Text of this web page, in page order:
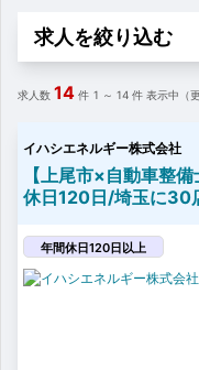
求人を絞り込む
求人数 14 件 1 ～ 14 件 表示中（更
イハシエネルギー株式会社
【上尾市×自動車整
休日120日/埼玉に30
年間休日120日以上